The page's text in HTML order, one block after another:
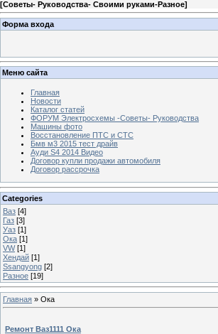
[Советы- Руководства- Своими руками-Разное]
Форма входа
Меню сайта
Главная
Новости
Каталог статей
ФОРУМ Электросхемы -Советы- Руководства
Машины фото
Восстановление ПТС и СТС
Бмв м3 2015 тест драйв
Ауди S4 2014 Видео
Договор купли продажи автомобиля
Договор рассрочка
Categories
Ваз [4]
Газ [3]
Уаз [1]
Ока [1]
VW [1]
Хендай [1]
Ssangyong [2]
Разное [19]
Главная » Ока
Ремонт Ваз1111 Ока